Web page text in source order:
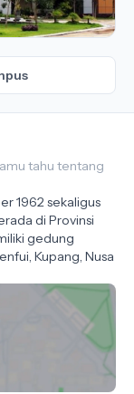
tahu tentang
1962 sekaligus
di Provinsi
gedung
Kupang, Nusa